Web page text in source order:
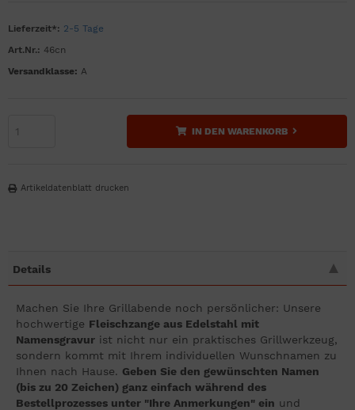
Lieferzeit*: 2-5 Tage
Art.Nr.: 46cn
Versandklasse: A
IN DEN WARENKORB
Artikeldatenblatt drucken
Details
Machen Sie Ihre Grillabende noch persönlicher: Unsere
hochwertige Fleischzange aus Edelstahl mit
Namensgravur ist nicht nur ein praktisches Grillwerkzeug,
sondern kommt mit Ihrem individuellen Wunschnamen zu
Ihnen nach Hause. Geben Sie den gewünschten Namen
(bis zu 20 Zeichen) ganz einfach während des
Bestellprozesses unter "Ihre Anmerkungen" ein und